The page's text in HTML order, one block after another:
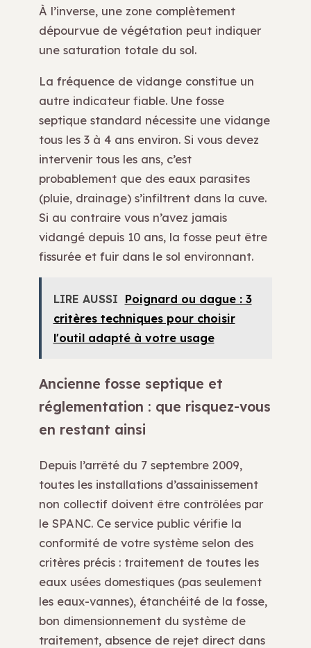
À l’inverse, une zone complètement
dépourvue de végétation peut indiquer
une saturation totale du sol.
La fréquence de vidange constitue un
autre indicateur fiable. Une fosse
septique standard nécessite une vidange
tous les 3 à 4 ans environ. Si vous devez
intervenir tous les ans, c’est
probablement que des eaux parasites
(pluie, drainage) s’infiltrent dans la cuve.
Si au contraire vous n’avez jamais
vidangé depuis 10 ans, la fosse peut être
fissurée et fuir dans le sol environnant.
LIRE AUSSI Poignard ou dague : 3
critères techniques pour choisir
l'outil adapté à votre usage
Ancienne fosse septique et
réglementation : que risquez-vous
en restant ainsi
Depuis l’arrêté du 7 septembre 2009,
toutes les installations d’assainissement
non collectif doivent être contrôlées par
le SPANC. Ce service public vérifie la
conformité de votre système selon des
critères précis : traitement de toutes les
eaux usées domestiques (pas seulement
les eaux-vannes), étanchéité de la fosse,
bon dimensionnement du système de
traitement, absence de rejet direct dans